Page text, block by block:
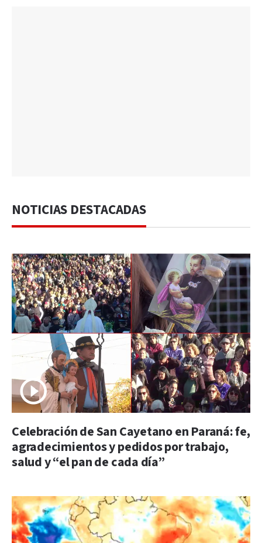
NOTICIAS DESTACADAS
Celebración de San Cayetano en Paraná: fe,
agradecimientos y pedidos por trabajo,
salud y “el pan de cada día”